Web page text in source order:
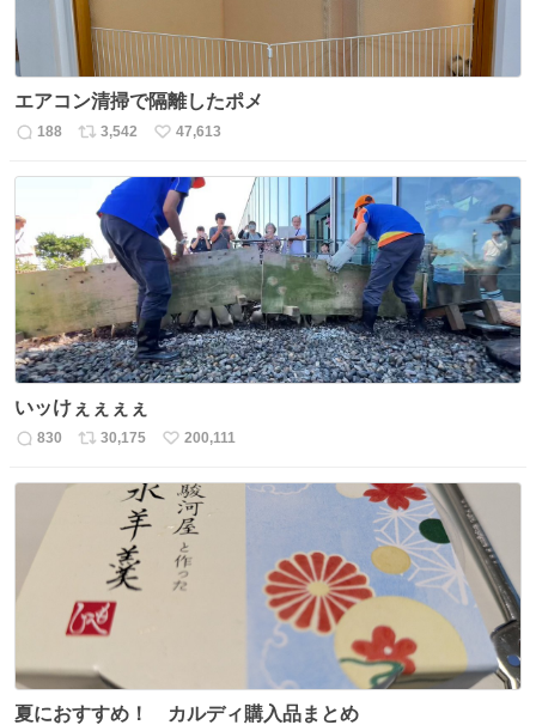
エアコン清掃で隔離したポメ
返
188
リ
数
3,542
い
ね
数
47,613
いッけぇぇぇぇ
返
830
リ
30,175
い
ね
数
200,111
夏におすすめ！ カルディ購入品まとめ